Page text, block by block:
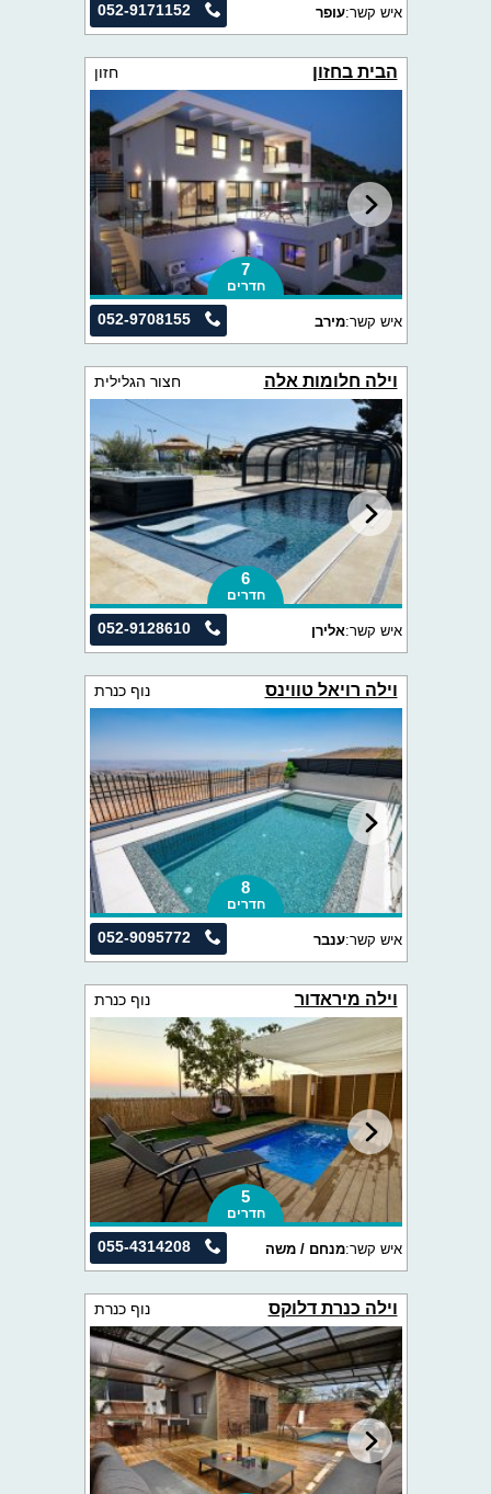
052-9171152 איש קשר:עופר
הבית בחזון חזון
7
חדרים
052-9708155 איש קשר:מירב
וילה חלומות אלה חצור הגלילית
6
חדרים
052-9128610 איש קשר:אלירן
וילה רויאל טווינס נוף כנרת
8
חדרים
052-9095772 איש קשר:ענבר
וילה מיראדור נוף כנרת
5
חדרים
055-4314208 איש קשר:מנחם / משה
וילה כנרת דלוקס נוף כנרת